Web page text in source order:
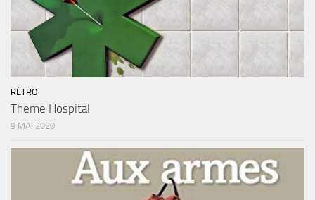
RÉTRO
Theme Hospital
9 MAI 2020